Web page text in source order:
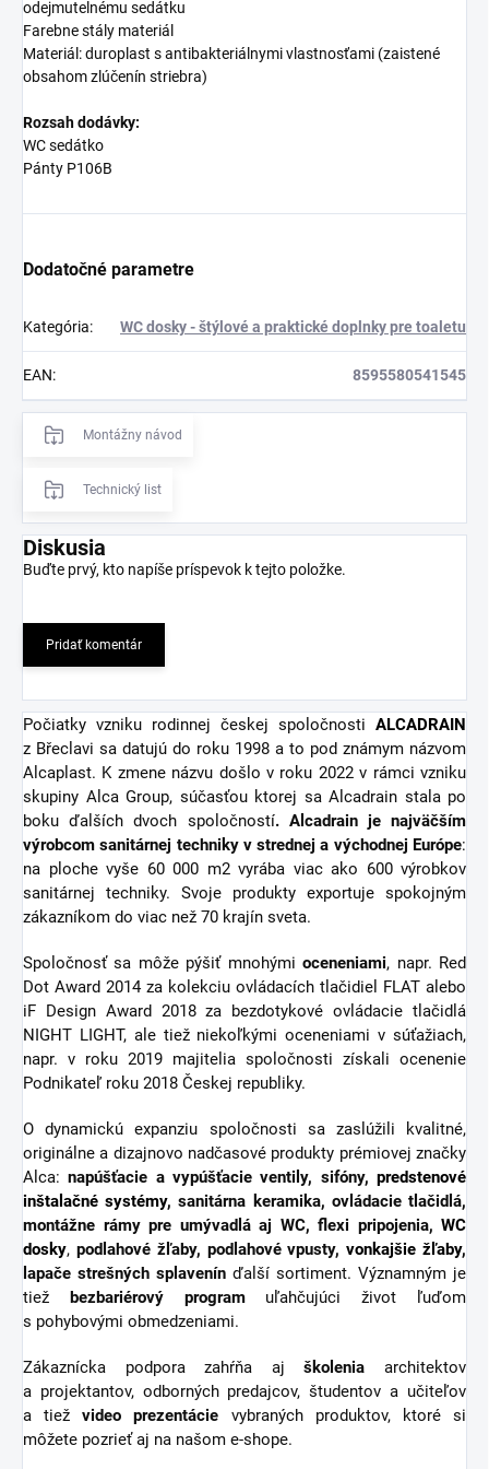
odejmutelnému sedátku
Farebne stály materiál
Materiál: duroplast s antibakteriálnymi vlastnosťami (zaistené
obsahom zlúčenín striebra)
Rozsah dodávky:
WC sedátko
Pánty P106B
Dodatočné parametre
Kategória: WC dosky - štýlové a praktické doplnky pre toaletu
EAN: 8595580541545
Montážny návod
Technický list
Diskusia
Buďte prvý, kto napíše príspevok k tejto položke.
Pridať komentár
Počiatky vzniku rodinnej českej spoločnosti ALCADRAIN
z Břeclavi sa datujú do roku 1998 a to pod známym názvom
Alcaplast. K zmene názvu došlo v roku 2022 v rámci vzniku
skupiny Alca Group, súčasťou ktorej sa Alcadrain stala po
boku ďalších dvoch spoločností. Alcadrain je najväčším
výrobcom sanitárnej techniky v strednej a východnej Európe:
na ploche vyše 60 000 m2 vyrába viac ako 600 výrobkov
sanitárnej techniky. Svoje produkty exportuje spokojným
zákazníkom do viac než 70 krajín sveta.
Spoločnosť sa môže pýšiť mnohýmioceneniami, napr. Red
Dot Award 2014 za kolekciu ovládacích tlačidiel FLAT alebo
iF Design Award 2018 za bezdotykové ovládacie tlačidlá
NIGHT LIGHT, ale tiež niekoľkými oceneniami v súťažiach,
napr. v roku 2019 majitelia spoločnosti získali ocenenie
Podnikateľ roku 2018 Českej republiky.
O dynamickú expanziu spoločnosti sa zaslúžili kvalitné,
originálne a dizajnovo nadčasové produkty prémiovej značky
Alca:napúšťacie a vypúšťacie ventily, sifóny,predstenové
inštalačné systémy, sanitárna keramika, ovládacie tlačidlá,
montážne rámy pre umývadlá aj WC, flexi pripojenia, WC
dosky, podlahové žľaby, podlahové vpusty,vonkajšie žľaby,
lapače strešných splavenín ďalší sortiment. Významným je
tiež bezbariérový programuľahčujúci život ľuďom
s pohybovými obmedzeniami.
Zákaznícka podpora zahŕňa ajškolenia architektov
a projektantov, odborných predajcov, študentov a učiteľov
a tiežvideo prezentácie vybraných produktov, ktoré si
môžete pozrieť aj na našom e-shope.